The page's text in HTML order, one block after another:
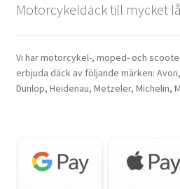
Motorcykeldäck till mycket
Vi har motorcykel-, moped- och
erbjuda däck av följande märken:
Dunlop, Heidenau, Metzeler, Michelin,